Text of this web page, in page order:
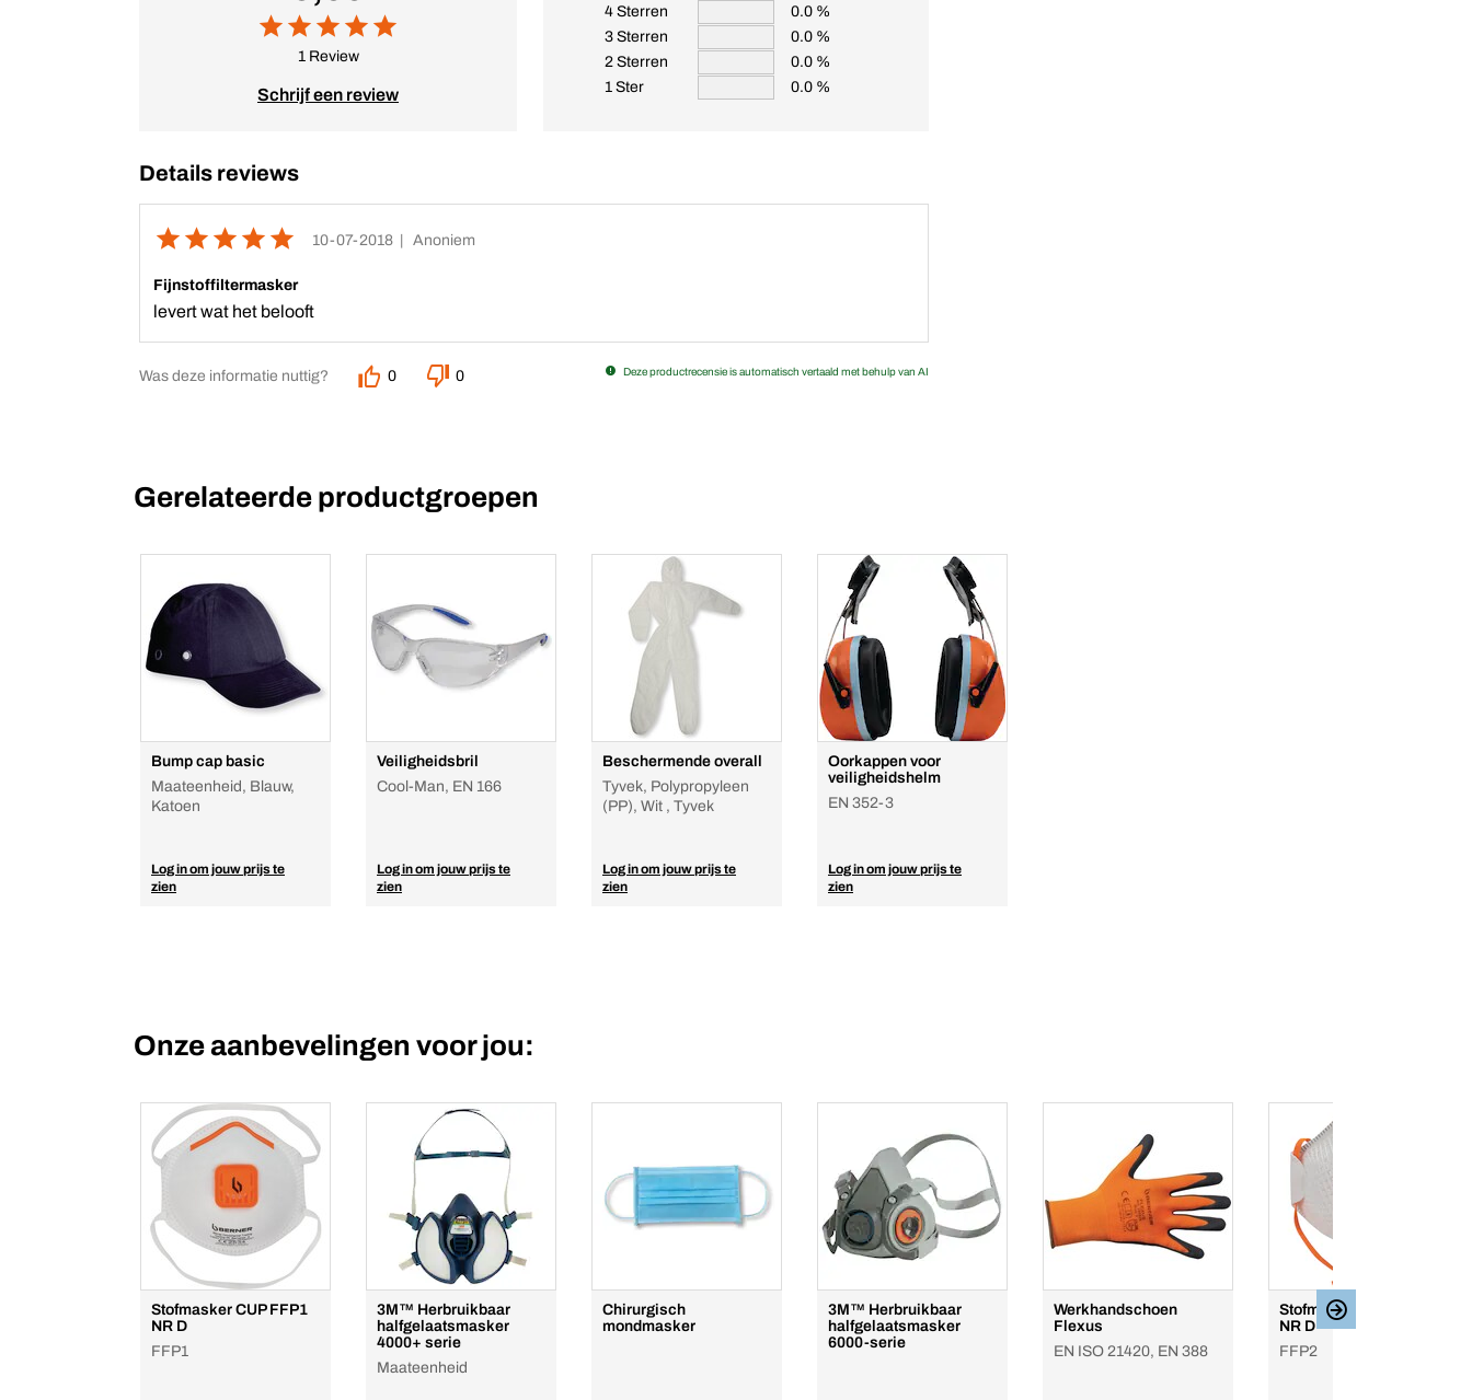
1 Review
Schrijf een review
4 Sterren
0.0 %
3 Sterren
0.0 %
2 Sterren
0.0 %
1 Ster
0.0 %
Details reviews
10-07-2018 | Anoniem
Fijnstoffiltermasker
levert wat het belooft
Was deze informatie nuttig? 0 0 Deze productrecensie is automatisch vertaald met behulp van AI
Gerelateerde productgroepen
Bump cap basic
Maateenheid, Blauw,
Katoen
Log in om jouw prijs te
zien
Veiligheidsbril
Cool-Man, EN 166
Log in om jouw prijs te
zien
Beschermende overall
Tyvek, Polypropyleen
(PP), Wit , Tyvek
Log in om jouw prijs te
zien
Oorkappen voor
veiligheidshelm
EN 352-3
Log in om jouw prijs te
zien
Onze aanbevelingen voor jou:
Stofmasker CUP FFP1
NR D
FFP1
3M™ Herbruikbaar
halfgelaatsmasker
4000+ serie
Maateenheid
Chirurgisch
mondmasker
3M™ Herbruikbaar
halfgelaatsmasker
6000-serie
Werkhandschoen
Flexus
EN ISO 21420, EN 388
Stofmasker CUP FFP2
NR D
FFP2